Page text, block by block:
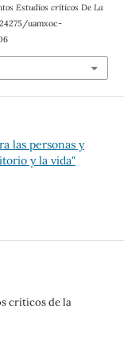
Estudios críticos De La
uamxoc-
las personas y
y la vida"
críticos de la